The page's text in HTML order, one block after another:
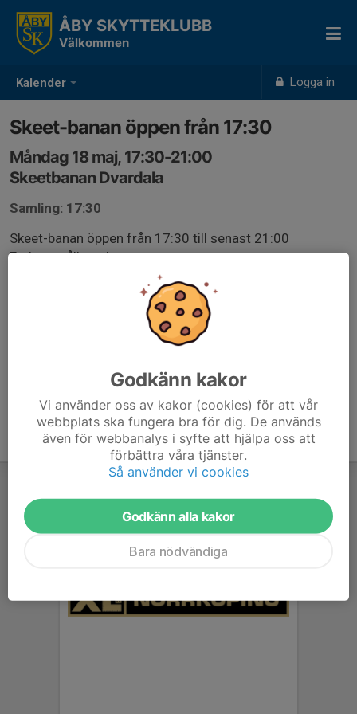
Kalender Logga in
ÅBY SKYTTEKLUBB
Välkommen
Skeet-banan öppen från 17:30
Måndag 18 maj, 17:30-21:00
Skeetbanan Dvardala
Samling: 17:30
Skeet-banan öppen från 17:30 till senast 21:00
Endast stålhagel.
Glasögon och hörselskydd SKALL användas vid allt
Godkänn kakor
Vi använder oss av kakor (cookies) för att vår
webbplats ska fungera bra för dig. De används
även för webbanalys i syfte att hjälpa oss att
förbättra våra tjänster.
Så använder vi cookies
Godkänn alla kakor
Bara nödvändiga